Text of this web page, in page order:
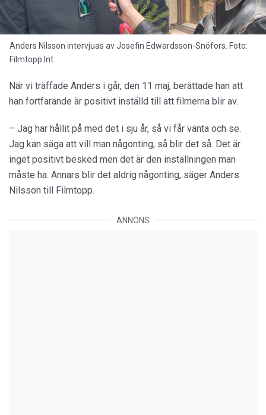
Anders Nilsson intervjuas av Josefin Edwardsson-Snöfors. Foto:
Filmtopp Int.
När vi träffade Anders i går, den 11 maj, berättade han att
han fortfarande är positivt inställd till att filmerna blir av.
– Jag har hållit på med det i sju år, så vi får vänta och se.
Jag kan säga att vill man någonting, så blir det så. Det är
inget positivt besked men det är den inställningen man
måste ha. Annars blir det aldrig någonting, säger Anders
Nilsson till Filmtopp.
ANNONS